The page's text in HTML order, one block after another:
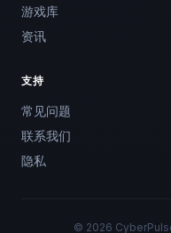
游戏库
资讯
支持
常见问题
联系我们
隐私
© 2026